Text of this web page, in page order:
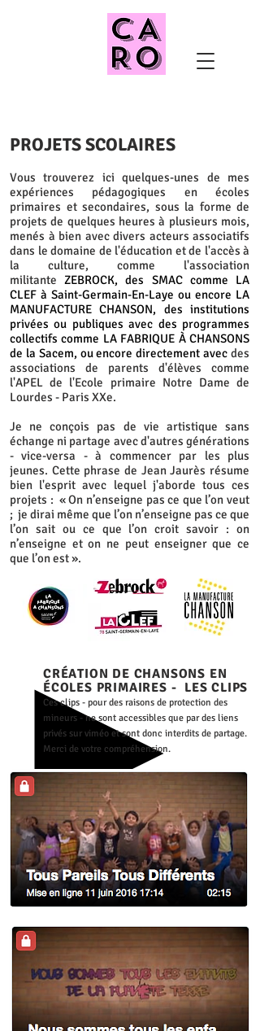
PROJETS SCOLAIRES
Vous trouverez ici quelques-unes de mes
expériences pédagogiques en écoles
primaires et secondaires, sous la forme de
projets de quelques heures à plusieurs mois,
menés à bien avec divers acteurs associatifs
dans le domaine de l'éducation et de l'accès à
la culture, comme l'association
militanteZEBROCK, des SMAC comme LA
CLEF à Saint-Germain-En-Laye ou encore LA
MANUFACTURE CHANSON, des institutions
privées ou publiques avec des programmes
collectifs comme LA FABRIQUE À CHANSONS
de la Sacem, ou encore directement avec des
associations de parents d'élèves comme
l'APEL de l'Ecole primaire Notre Dame de
Lourdes - Paris XXe.
Je ne conçois pas de vie artistique sans
échange ni partage avec d'autres générations
- vice-versa - à commencer par les plus
jeunes. Cette phrase de Jean Jaurès résume
bien l'esprit avec lequel j'aborde tous ces
projets : « On n’enseigne pas ce que l’on veut
; je dirai même que l’on n’enseigne pas ce que
l’on sait ou ce que l’on croit savoir : on
n’enseigne et on ne peut enseigner que ce
que l’on est ».
CRÉATION DE CHANSONS EN
ÉCOLES PRIMAIRES - LES CLIPS
Ces clips - pour des raisons de protection des
mineurs - ne sont accessibles que par des liens
privés sur viméo et sont donc interdits de partage.
Merci de votre compréhension.